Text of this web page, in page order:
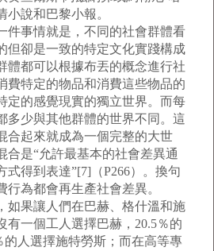
說和巴黎小報。
事情就是，不同的社會群體看
但卻是一致的特定文化實踐構成
體都可以根據布丟的概念進行社
費特定的物品和消費這些物品的
定的感覺現實的獨立世界。而每
多少與其他群體的世界不同。這
合起來就成為一個完整的大世
合是“允許最基本的社會差異通
式得到表達”[7]（P266）。換句
為都會再生產社會差異。
果讓人們在巴赫、格什溫和施
有一個工人選擇巴赫，20.5％的
的人選擇施特勞斯；而在高等專